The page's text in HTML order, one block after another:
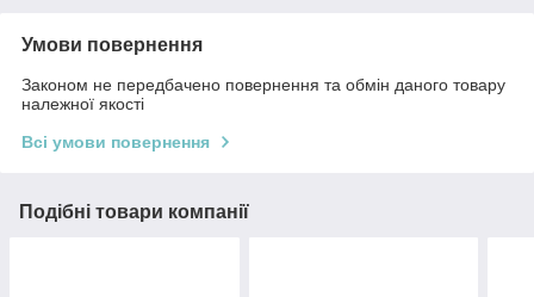
Умови повернення
Законом не передбачено повернення та обмін даного товару
належної якості
Всі умови повернення
Подібні товари компанії